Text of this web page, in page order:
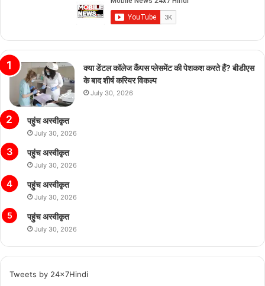
क्या डेंटल कॉलेज कैंपस प्लेसमेंट की पेशकश करते हैं? बीडीएस
के बाद शीर्ष करियर विकल्प
July 30, 2026
पहुंच अस्वीकृत
July 30, 2026
पहुंच अस्वीकृत
July 30, 2026
पहुंच अस्वीकृत
July 30, 2026
पहुंच अस्वीकृत
July 30, 2026
Tweets by 24x7Hindi